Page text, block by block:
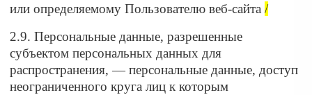
или определяемому Пользователю веб-сайта /
2.9. Персональные данные, разрешенные
субъектом персональных данных для
распространения, — персональные данные, доступ
неограниченного круга лиц к которым